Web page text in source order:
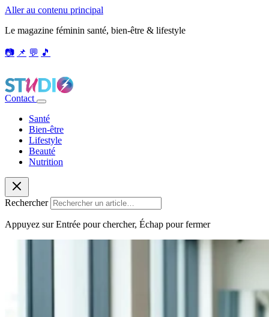
Aller au contenu principal
Le magazine féminin santé, bien-être & lifestyle
📷 📌 💬 🎵
Contact
Santé
Bien-être
Lifestyle
Beauté
Nutrition
Rechercher
Appuyez sur Entrée pour chercher, Échap pour fermer